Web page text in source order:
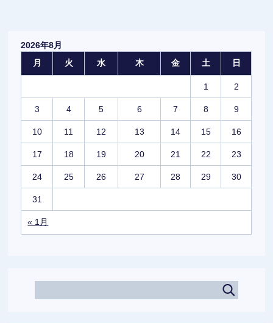
2026年8月
月
火 水 木 金 土 日
« 1月
1 2
3 4 5 6 7 8 9
10 11 12 13 14 15 16
17 18 19 20 21 22 23
24 25 26 27 28 29 30
31